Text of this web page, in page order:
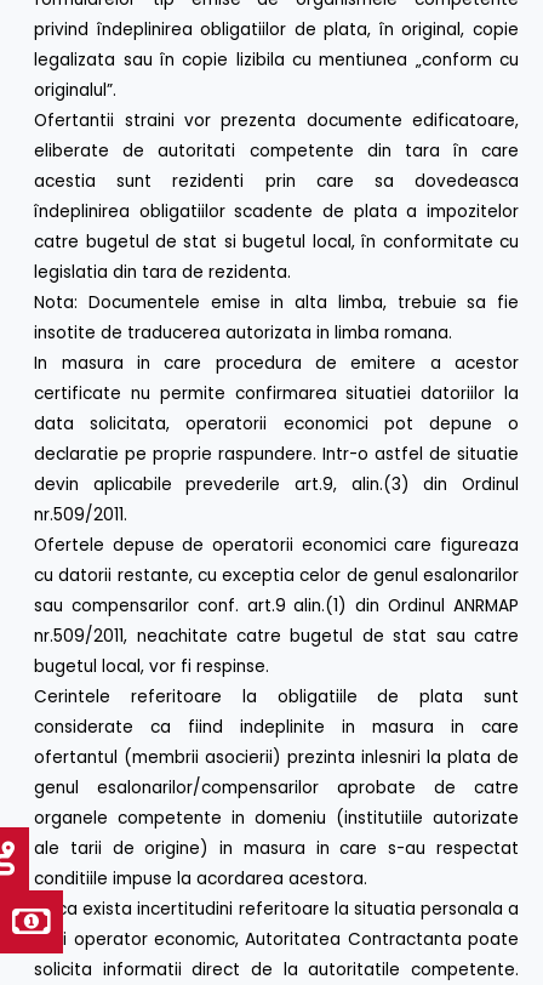
privind îndeplinirea obligatiilor de plata, în original, copie
legalizata sau în copie lizibila cu mentiunea „conform cu
originalul”.
Ofertantii straini vor prezenta documente edificatoare,
eliberate de autoritati competente din tara în care
acestia sunt rezidenti prin care sa dovedeasca
îndeplinirea obligatiilor scadente de plata a impozitelor
catre bugetul de stat si bugetul local, în conformitate cu
legislatia din tara de rezidenta.
Nota: Documentele emise in alta limba, trebuie sa fie
insotite de traducerea autorizata in limba romana.
In masura in care procedura de emitere a acestor
certificate nu permite confirmarea situatiei datoriilor la
data solicitata, operatorii economici pot depune o
declaratie pe proprie raspundere. Intr-o astfel de situatie
devin aplicabile prevederile art.9, alin.(3) din Ordinul
nr.509/2011.
Ofertele depuse de operatorii economici care figureaza
cu datorii restante, cu exceptia celor de genul esalonarilor
sau compensarilor conf. art.9 alin.(1) din Ordinul ANRMAP
nr.509/2011, neachitate catre bugetul de stat sau catre
bugetul local, vor fi respinse.
Cerintele referitoare la obligatiile de plata sunt
considerate ca fiind indeplinite in masura in care
ofertantul (membrii asocierii) prezinta inlesniri la plata de
genul esalonarilor/compensarilor aprobate de catre
organele competente in domeniu (institutiile autorizate
ale tarii de origine) in masura in care s-au respectat
conditiile impuse la acordarea acestora.
Daca exista incertitudini referitoare la situatia personala a
unui operator economic, Autoritatea Contractanta poate
solicita informatii direct de la autoritatile competente.